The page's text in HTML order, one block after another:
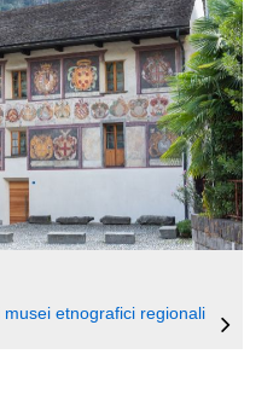
etnografici regionali